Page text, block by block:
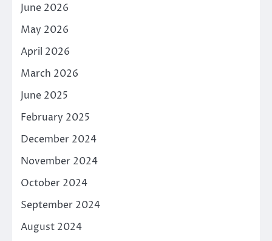
June 2026
May 2026
April 2026
March 2026
June 2025
February 2025
December 2024
November 2024
October 2024
September 2024
August 2024